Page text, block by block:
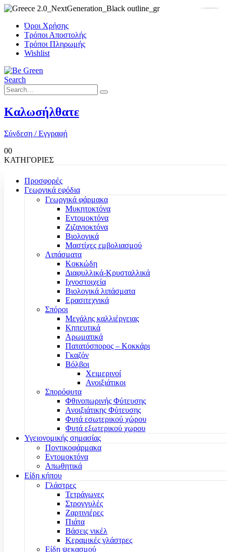
Όροι Χρήσης
Τρόποι Αποστολής
Τρόποι Πληρωμής
Wishlist
Search
Καλωσήλθατε
Σύνδεση / Εγγραφή
00
ΚΑΤΗΓΟΡΙΕΣ
Προσφορές
Γεωργικά εφόδια
Γεωργικά φάρμακα
Μυκητοκτόνα
Εντομοκτόνα
Ζιζανιοκτόνα
Βιολογικά
Μαστίχες εμβολιασμού
Λιπάσματα
Κοκκώδη
Διαφυλλικά-Κρυσταλλικά
Ιχνοστοιχεία
Βιολογικά λιπάσματα
Ερασιτεχνικά
Σπόροι
Μεγάλης καλλιέργειας
Κηπευτικά
Αρωματικά
Πατατόσπορος – Κοκκάρι
Γκαζόν
Βόλβοι
Χειμερινοί
Ανοιξιάτικοι
Σπορόφυτα
Φθινοπωρινής Φύτευσης
Ανοιξιάτικης Φύτευσης
Φυτά εσωτερικού χώρου
Φυτά εξωτερικού χωρου
Υγειονομικής σημασίας
Ποντικοφάρμακα
Εντομοκτόνα
Απωθητικά
Είδη κήπου
Γλάστρες
Τετράγωνες
Στρογγυλές
Ζαρτινιέρες
Πιάτα
Βάσεις νικέλ
Κεραμικές γλάστρες
Είδη ψεκασμού